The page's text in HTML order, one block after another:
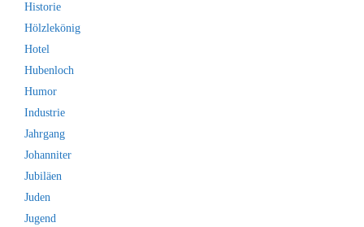
Historie
Hölzlekönig
Hotel
Hubenloch
Humor
Industrie
Jahrgang
Johanniter
Jubiläen
Juden
Jugend